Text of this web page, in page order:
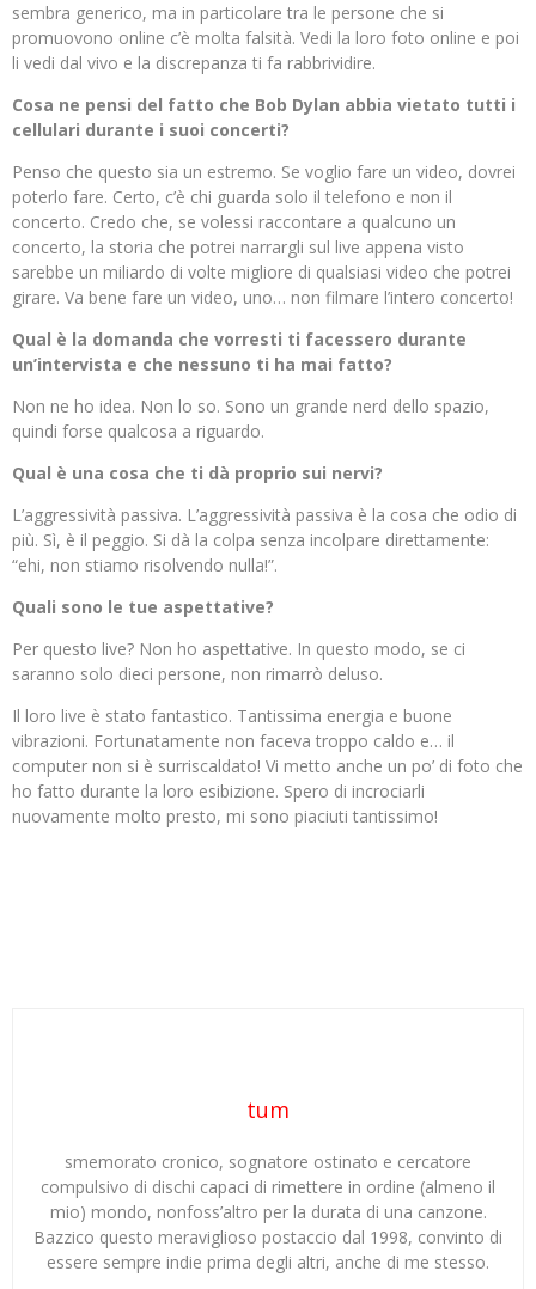
sembra generico, ma in particolare tra le persone che si
promuovono online c’è molta falsità. Vedi la loro foto online e poi
li vedi dal vivo e la discrepanza ti fa rabbrividire.
Cosa ne pensi del fatto che Bob Dylan abbia vietato tutti i
cellulari durante i suoi concerti?
Penso che questo sia un estremo. Se voglio fare un video, dovrei
poterlo fare. Certo, c’è chi guarda solo il telefono e non il
concerto. Credo che, se volessi raccontare a qualcuno un
concerto, la storia che potrei narrargli sul live appena visto
sarebbe un miliardo di volte migliore di qualsiasi video che potrei
girare. Va bene fare un video, uno… non filmare l’intero concerto!
Qual è la domanda che vorresti ti facessero durante
un’intervista e che nessuno ti ha mai fatto?
Non ne ho idea. Non lo so. Sono un grande nerd dello spazio,
quindi forse qualcosa a riguardo.
Qual è una cosa che ti dà proprio sui nervi?
L’aggressività passiva. L’aggressività passiva è la cosa che odio di
più. Sì, è il peggio. Si dà la colpa senza incolpare direttamente:
“ehi, non stiamo risolvendo nulla!”.
Quali sono le tue aspettative?
Per questo live? Non ho aspettative. In questo modo, se ci
saranno solo dieci persone, non rimarrò deluso.
Il loro live è stato fantastico. Tantissima energia e buone
vibrazioni. Fortunatamente non faceva troppo caldo e… il
computer non si è surriscaldato! Vi metto anche un po’ di foto che
ho fatto durante la loro esibizione. Spero di incrociarli
nuovamente molto presto, mi sono piaciuti tantissimo!
tum
smemorato cronico, sognatore ostinato e cercatore
compulsivo di dischi capaci di rimettere in ordine (almeno il
mio) mondo, nonfoss’altro per la durata di una canzone.
Bazzico questo meraviglioso postaccio dal 1998, convinto di
essere sempre indie prima degli altri, anche di me stesso.